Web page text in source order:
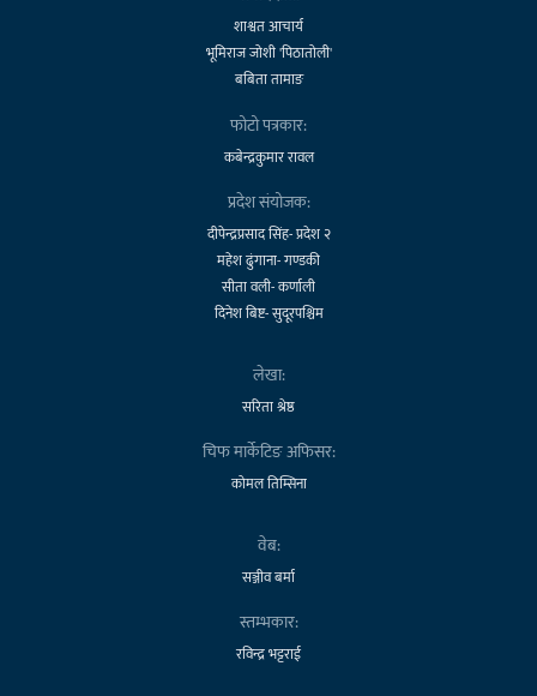
शाश्वत आचार्य
भूमिराज जोशी 'पिठातोली'
बबिता तामाङ
फोटो पत्रकार:
कबेन्द्रकुमार रावल
प्रदेश संयोजक:
दीपेन्द्रप्रसाद सिंह- प्रदेश २
महेश ढुंगाना- गण्डकी
सीता वली- कर्णाली
दिनेश बिष्ट- सुदूरपश्चिम
लेखा:
सरिता श्रेष्ठ
चिफ मार्केटिङ अफिसर:
कोमल तिम्सिना
वेब:
सञ्जीव बर्मा
स्तम्भकार:
रविन्द्र भट्टराई